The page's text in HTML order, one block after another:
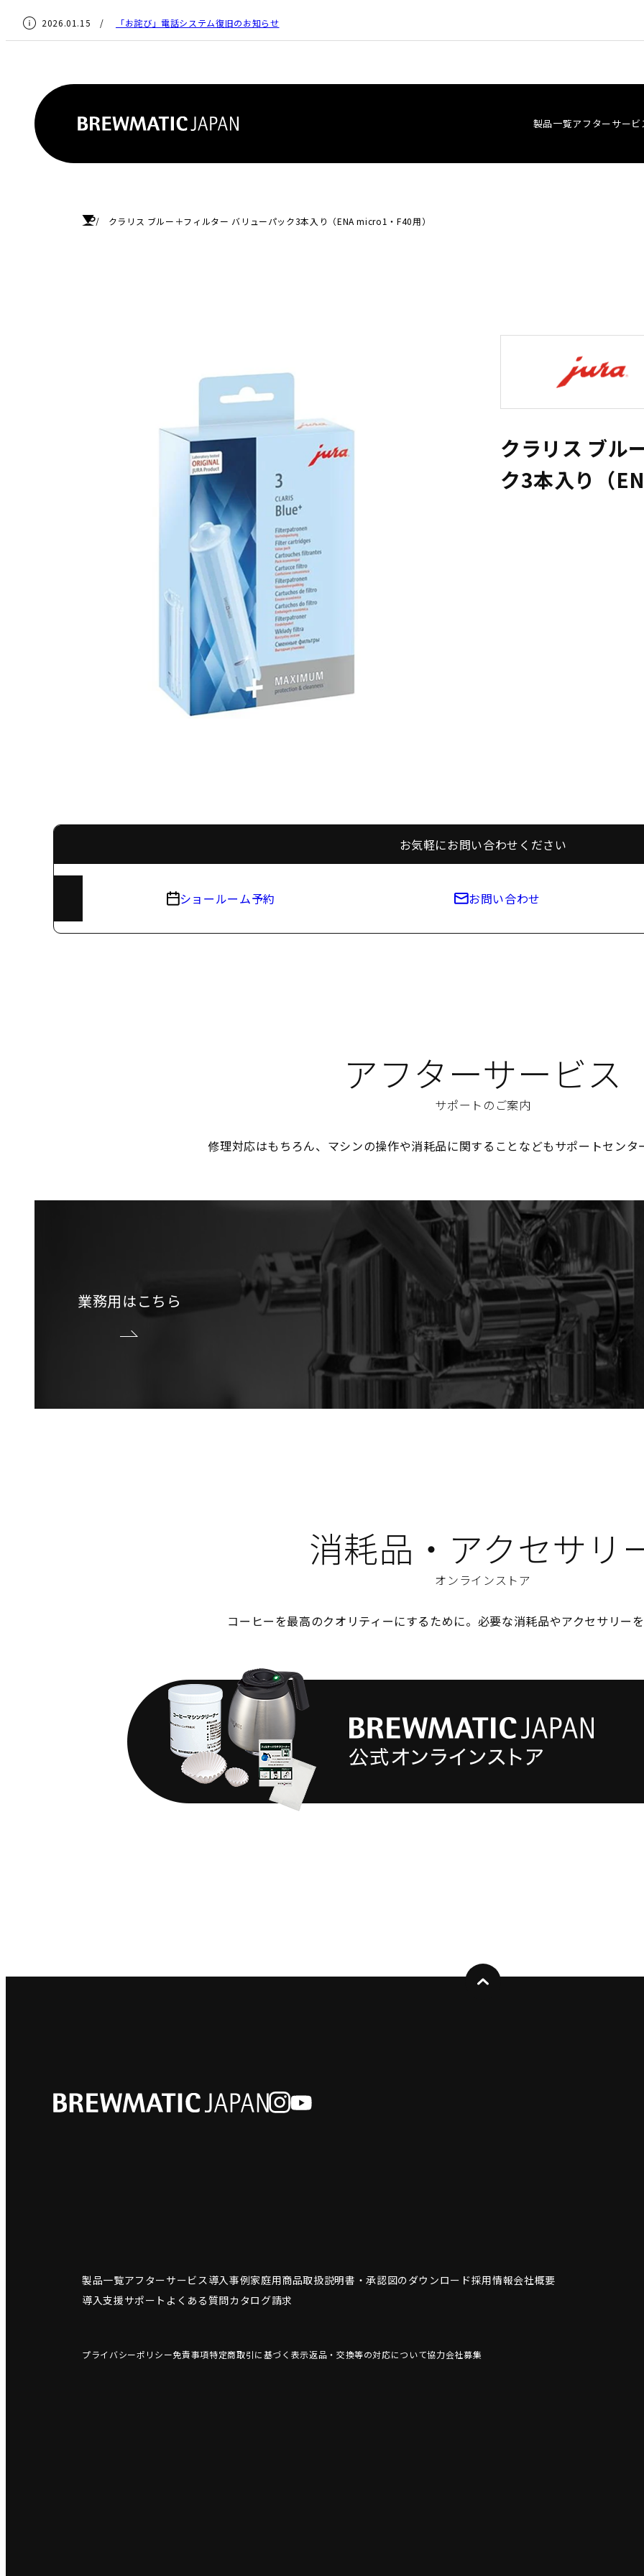
2026.01.15 / 「お詫び」電話システム復旧のお知らせ
製品一覧アフターサービ
HOMEクラリス ブルー＋フィルター バリューパック3本入り（ENA micro1・F40用）
クラリス ブル
ク3本入り（
お気軽にお問い合わせください
ショールーム予約 お問い合わせ
アフターサービス
サポートのご案内
修理対応はもちろん、マシンの操作や消耗品に関することなどもサポートセン
業務用はこちら
消耗品・アクセサリ
オンラインストア
コーヒーを最高のクオリティーにするために。必要な消耗品やアクセサリー
製品一覧アフターサービス導入事例家庭用商品取扱説明書・承認図のダウンロード採用情報会社概要
導入支援サポート よくある質問カタログ請求
プライバシーポリシー免責事項特定商取引に基づく表示返品・交換等の対応について協力会社募集